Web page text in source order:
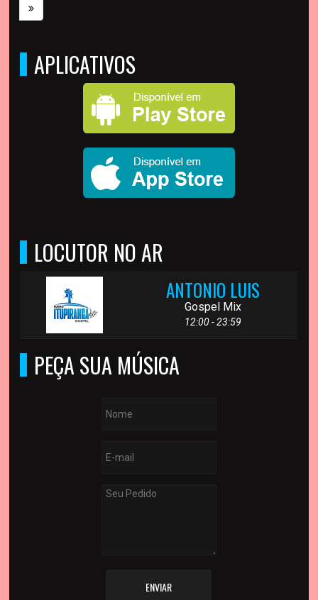
APLICATIVOS
LOCUTOR NO AR
ANTONIO LUIS
Gospel Mix
12:00 - 23:59
PEÇA SUA MÚSICA
ENVIAR